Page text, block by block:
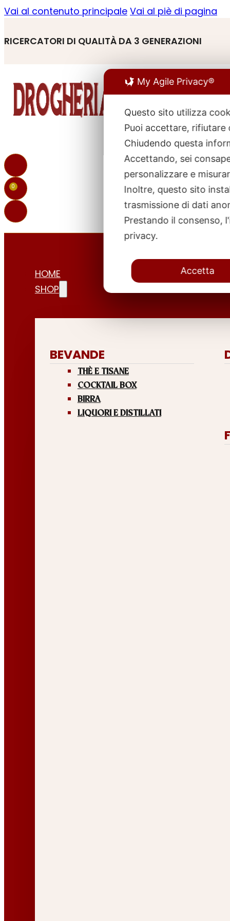
Vai al contenuto principale Vai al piè di pagina
RICERCATORI DI QUALITÀ DA 3 GENERAZIONI
0
HOME
SHOP
BEVANDE
THÈ E TISANE
COCKTAIL BOX
BIRRA
LIQUORI E DISTILLATI
My Agile Privacy®
Questo sito utilizza
Puoi accettare, rifiutare
Chiudendo questa
Accettando, sei
personalizzare e
Inoltre, questo sito
trasmissione di dati
Prestando il consenso,
privacy.
Accetta